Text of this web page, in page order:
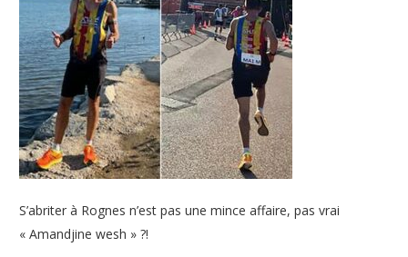
S’abriter à Rognes n’est pas une mince affaire, pas vrai
« Amandjine wesh » ?!